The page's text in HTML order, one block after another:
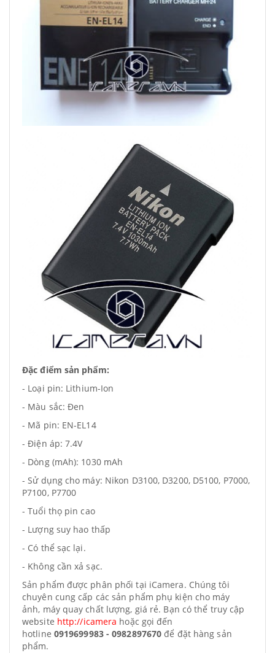
Đặc điểm sản phẩm:
- Loại pin: Lithium-Ion
- Màu sắc: Đen
- Mã pin: EN-EL14
- Điện áp: 7.4V
- Dòng (mAh): 1030 mAh
- Sử dụng cho máy: Nikon D3100, D3200, D5100, P7000,
P7100, P7700
- Tuổi thọ pin cao
- Lượng suy hao thấp
- Có thể sạc lại.
- Không cần xả sạc.
Sản phẩm được phân phối tại iCamera. Chúng tôi
chuyên cung cấp các sản phẩm phụ kiện cho máy
ảnh, máy quay chất lượng, giá rẻ. Bạn có thể truy cập
website http://icamera hoặc gọi đến
hotline 0919699983 - 0982897670để đặt hàng sản
phẩm.